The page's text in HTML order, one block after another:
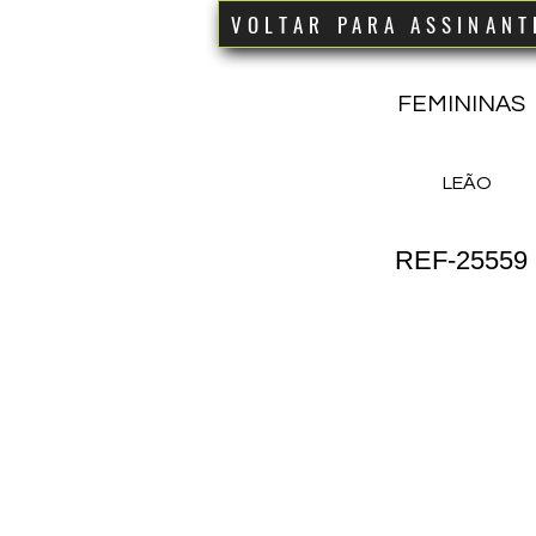
VOLTAR PARA
FEMININAS
LEÃO
REF-25559